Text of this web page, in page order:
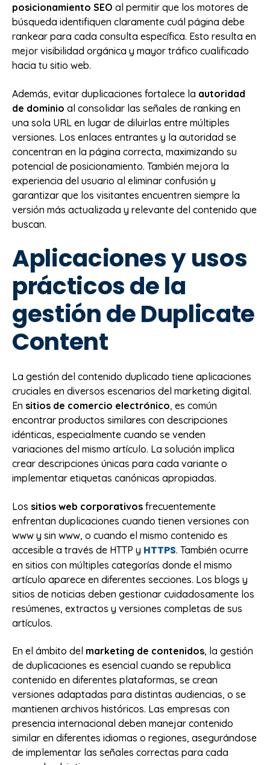
posicionamiento SEO al permitir que los motores de
búsqueda identifiquen claramente cuál página debe
rankear para cada consulta específica. Esto resulta en
mejor visibilidad orgánica y mayor tráfico cualificado
hacia tu sitio web.
Además, evitar duplicaciones fortalece la autoridad
de dominio al consolidar las señales de ranking en
una sola URL en lugar de diluirlas entre múltiples
versiones. Los enlaces entrantes y la autoridad se
concentran en la página correcta, maximizando su
potencial de posicionamiento. También mejora la
experiencia del usuario al eliminar confusión y
garantizar que los visitantes encuentren siempre la
versión más actualizada y relevante del contenido que
buscan.
Aplicaciones y usos
prácticos de la
gestión de Duplicate
Content
La gestión del contenido duplicado tiene aplicaciones
cruciales en diversos escenarios del marketing digital.
En sitios de comercio electrónico, es común
encontrar productos similares con descripciones
idénticas, especialmente cuando se venden
variaciones del mismo artículo. La solución implica
crear descripciones únicas para cada variante o
implementar etiquetas canónicas apropiadas.
Los sitios web corporativos frecuentemente
enfrentan duplicaciones cuando tienen versiones con
www y sin www, o cuando el mismo contenido es
accesible a través de HTTP y HTTPS. También ocurre
en sitios con múltiples categorías donde el mismo
artículo aparece en diferentes secciones. Los blogs y
sitios de noticias deben gestionar cuidadosamente los
resúmenes, extractos y versiones completas de sus
artículos.
En el ámbito del marketing de contenidos, la gestión
de duplicaciones es esencial cuando se republica
contenido en diferentes plataformas, se crean
versiones adaptadas para distintas audiencias, o se
mantienen archivos históricos. Las empresas con
presencia internacional deben manejar contenido
similar en diferentes idiomas o regiones, asegurándose
de implementar las señales correctas para cada